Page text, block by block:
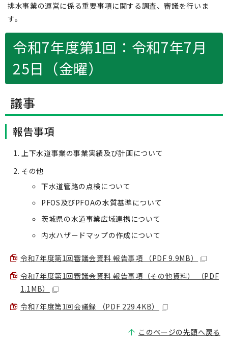
排水事業の運営に係る重要事項に関する調査、審議を行いま
す。
令和7年度第1回：令和7年7月
25日（金曜）
議事
報告事項
上下水道事業の事業実績及び計画について
その他
下水道管路の点検について
PFOS及びPFOAの水質基準について
茨城県の水道事業広域連携について
内水ハザードマップの作成について
令和7年度第1回審議会資料 報告事項 （PDF 9.9MB）
令和7年度第1回審議会資料 報告事項（その他資料） （PDF
1.1MB）
令和7年度第1回会議録 （PDF 229.4KB）
このページの先頭へ戻る